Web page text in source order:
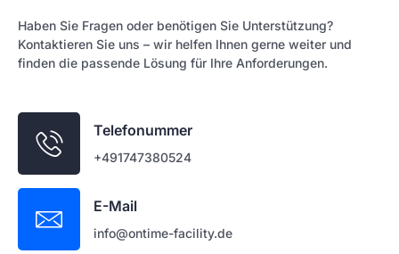
Haben Sie Fragen oder benötigen Sie Unterstützung?
Kontaktieren Sie uns – wir helfen Ihnen gerne weiter und
finden die passende Lösung für Ihre Anforderungen.
Telefonummer
+491747380524
E-Mail
info@ontime-facility.de